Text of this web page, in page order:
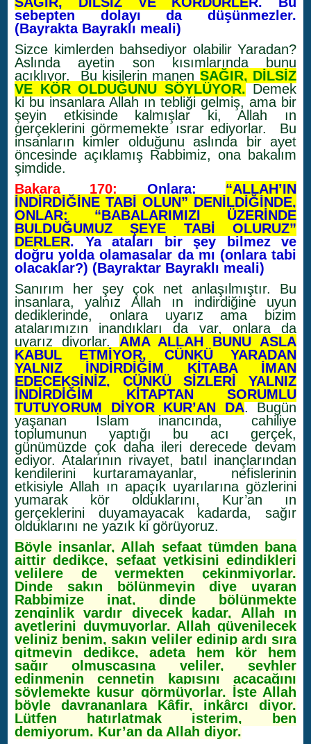
sebepten dolayı da düşünmezler.
(Bayrakta Bayraklı meali)
Sizce kimlerden bahsediyor olabilir Yaradan?
Aslında ayetin son kısımlarında bunu
açıklıyor. Bu kişilerin manen SAĞIR, DİLSİZ
VE KÖR OLDUĞUNU SÖYLÜYOR. Demek
ki bu insanlara Allah ın tebliği gelmiş, ama bir
şeyin etkisinde kalmışlar ki, Allah ın
gerçeklerini görmemekte ısrar ediyorlar. Bu
insanların kimler olduğunu aslında bir ayet
öncesinde açıklamış Rabbimiz, ona bakalım
şimdide.
Bakara 170:
Onlara: “ALLAH’IN
İNDİRDİĞİNE TABİ OLUN” DENİLDİĞİNDE,
ONLAR: “BABALARIMIZI ÜZERİNDE
BULDUĞUMUZ ŞEYE TABİ OLURUZ”
DERLER. Ya ataları bir şey bilmez ve
doğru yolda olamasalar da mı (onlara tabi
olacaklar?) (Bayraktar Bayraklı meali)
Sanırım her şey çok net anlaşılmıştır. Bu
insanlara, yalnız Allah ın indirdiğine uyun
dediklerinde, onlara uyarız ama bizim
atalarımızın inandıkları da var, onlara da
uyarız diyorlar. AMA ALLAH BUNU ASLA
KABUL ETMİYOR, ÇÜNKÜ YARADAN
YALNIZ İNDİRDİĞİM KİTABA İMAN
EDECEKSİNİZ, ÇÜNKÜ SİZLERİ YALNIZ
İNDİRDİĞİM KİTAPTAN SORUMLU
TUTUYORUM DİYOR KUR’AN DA. Bugün
yaşanan İslam inancında, cahiliye
toplumunun yaptığı bu acı gerçek,
günümüzde çok daha ileri derecede devam
ediyor. Atalarının rivayet, batıl inançlarından
kendilerini kurtaramayanlar, nefislerinin
etkisiyle Allah ın apaçık uyarılarına gözlerini
yumarak kör olduklarını, Kur’an ın
gerçeklerini duyamayacak kadarda, sağır
olduklarını ne yazık ki görüyoruz.
Böyle insanlar, Allah şefaat tümden bana
aittir dedikçe, şefaat yetkisini edindikleri
velilere de vermekten çekinmiyorlar.
Dinde sakın bölünmeyin diye uyaran
Rabbimize inat, dinde bölünmekte
zenginlik vardır diyecek kadar, Allah ın
ayetlerini duymuyorlar. Allah güvenilecek
veliniz benim, sakın veliler edinip ardı sıra
gitmeyin dedikçe, adeta hem kör hem
sağır olmuşçasına veliler, şeyhler
edinmenin cennetin kapısını açacağını
söylemekte kusur görmüyorlar. İşte Allah
böyle davrananlara Kâfir, inkârcı diyor.
Lütfen hatırlatmak isterim, ben
demiyorum. Kur’an da Allah diyor.